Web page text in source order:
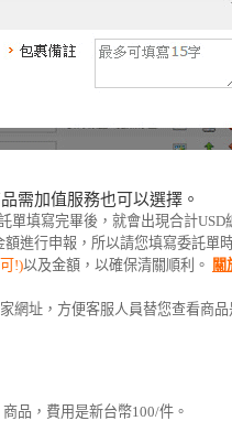
需加值服務也可以選擇。
單填寫完畢後，就會出現合計USD
額進行申報，所以請您填寫委託單
!)以及金額，以確保清關順利。 關
網址，方便客服人員替您查看商品
品，費用是新台幣100/件。